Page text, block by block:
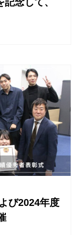
念して、
び2024年度